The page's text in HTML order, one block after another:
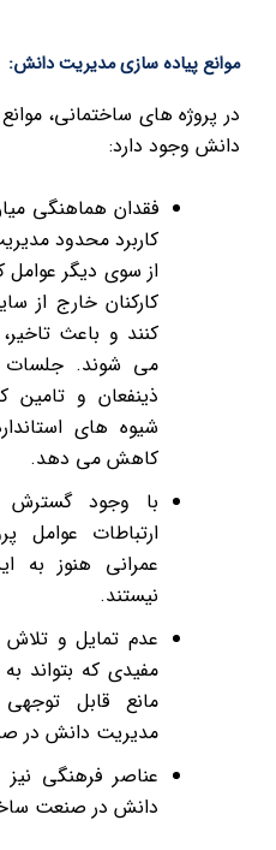
موانع پیاده سازی مدیریت دانش:
در پروژه های ساختمانی،
دانش وجود دارد:
فقدان هماهنگی
کاربرد محدود
از سوی دیگر عوامل
کارکنان خارج از
کنند و باعث
می شوند. جلسات
ذینفعان و تامین
شیوه های
کاهش می دهد.
با وجود گسترش
ارتباطات عوامل
عمرانی هنوز به
نیستند.
عدم تمایل و
مفیدی که بتواند
مانع قابل
مدیریت دانش در
عناصر فرهنگی نیز
دانش در صنعت